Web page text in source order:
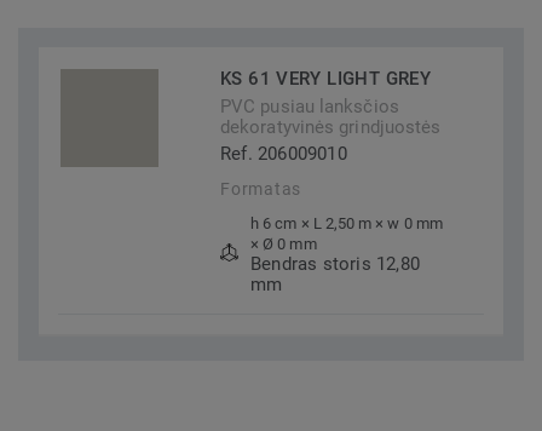
KS 61 VERY LIGHT GREY
PVC pusiau lanksčios
dekoratyvinės grindjuostės
Ref. 206009010
Formatas
h 6 cm × L 2,50 m × w 0 mm
× Ø 0 mm
Bendras storis 12,80
mm